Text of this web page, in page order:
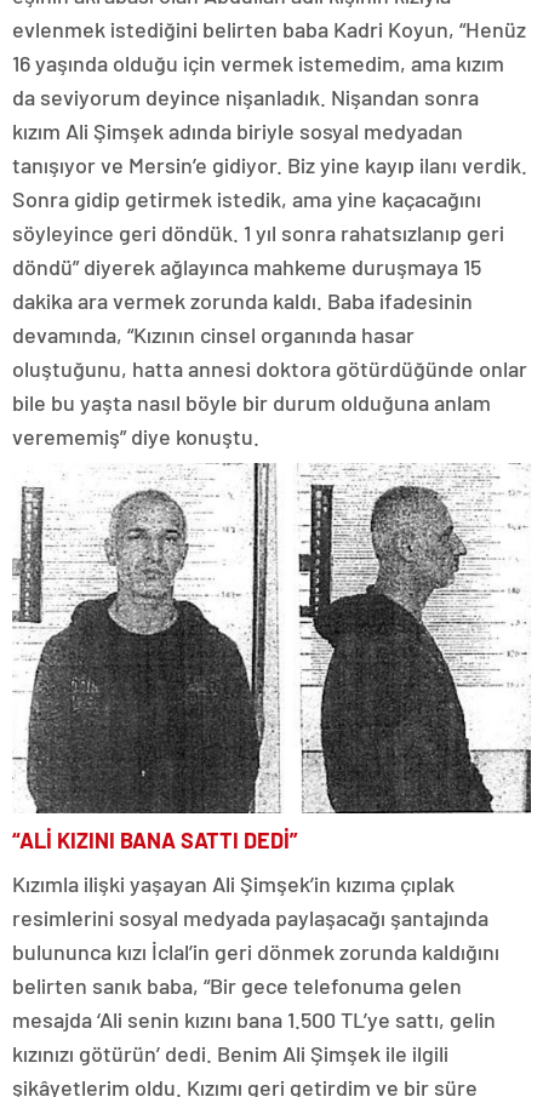
evlenmek istediğini belirten baba Kadri Koyun, “Henüz
16 yaşında olduğu için vermek istemedim, ama kızım
da seviyorum deyince nişanladık. Nişandan sonra
kızım Ali Şimşek adında biriyle sosyal medyadan
tanışıyor ve Mersin’e gidiyor. Biz yine kayıp ilanı verdik.
Sonra gidip getirmek istedik, ama yine kaçacağını
söyleyince geri döndük. 1 yıl sonra rahatsızlanıp geri
döndü” diyerek ağlayınca mahkeme duruşmaya 15
dakika ara vermek zorunda kaldı. Baba ifadesinin
devamında, “Kızının cinsel organında hasar
oluştuğunu, hatta annesi doktora götürdüğünde onlar
bile bu yaşta nasıl böyle bir durum olduğuna anlam
verememiş” diye konuştu.
“ALİ KIZINI BANA SATTI DEDİ”
Kızımla ilişki yaşayan Ali Şimşek’in kızıma çıplak
resimlerini sosyal medyada paylaşacağı şantajında
bulununca kızı İclal’in geri dönmek zorunda kaldığını
belirten sanık baba, “Bir gece telefonuma gelen
mesajda ‘Ali senin kızını bana 1.500 TL’ye sattı, gelin
kızınızı götürün’ dedi. Benim Ali Şimşek ile ilgili
şikâyetlerim oldu. Kızımı geri getirdim ve bir süre